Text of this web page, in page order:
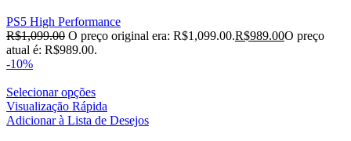
PS5 High Performance
R$1,099.00 O preço original era: R$1,099.00.R$989.00O preço
atual é: R$989.00.
-10%
Selecionar opções
Visualização Rápida
Adicionar à Lista de Desejos